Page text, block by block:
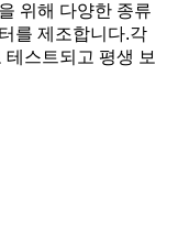
위해 다양한 종류
를 제조합니다.각
스트되고 평생 보